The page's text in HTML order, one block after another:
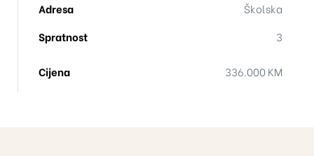
Adresa
Školska
Spratnost
3
Cijena 336.000 KM